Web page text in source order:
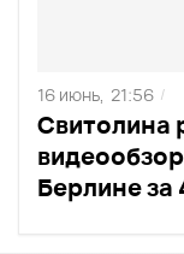
Свитолина
Берлине
16 июнь, 21:56 /